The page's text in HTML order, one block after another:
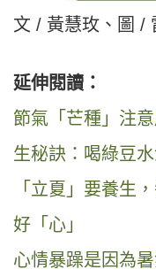
文 / 黃慧玫、圖 /
延伸閱讀：
節氣「芒種」注
生秘訣：喝綠豆
「立夏」要養生
好「心」
心情暴躁是因為